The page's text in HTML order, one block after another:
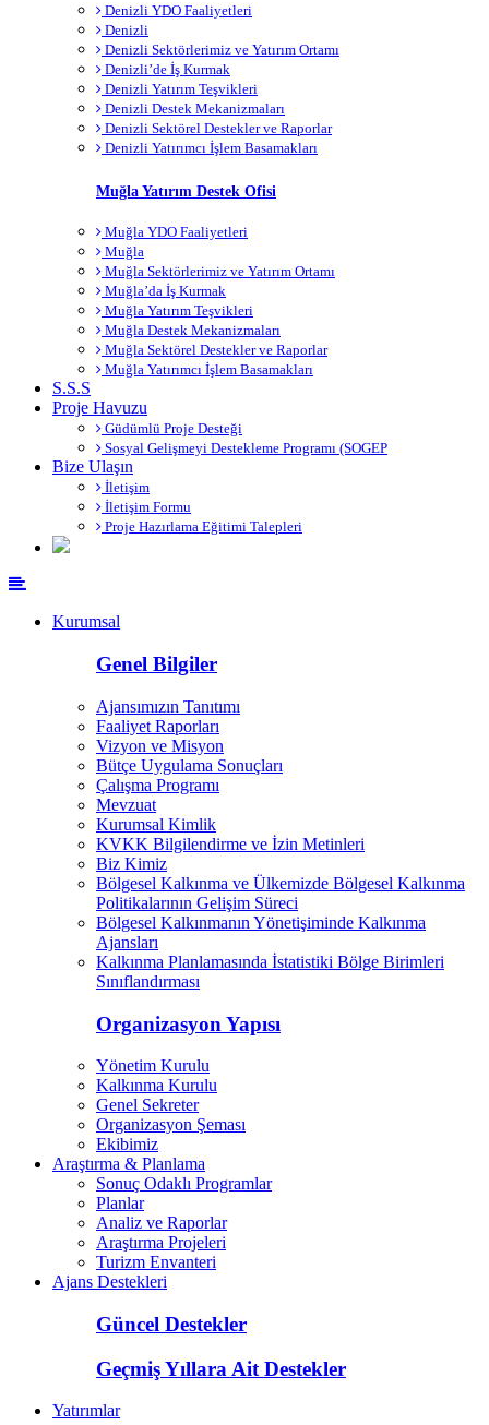
Denizli YDO Faaliyetleri
Denizli
Denizli Sektörlerimiz ve Yatırım Ortamı
Denizli’de İş Kurmak
Denizli Yatırım Teşvikleri
Denizli Destek Mekanizmaları
Denizli Sektörel Destekler ve Raporlar
Denizli Yatırımcı İşlem Basamakları
Muğla Yatırım Destek Ofisi
Muğla YDO Faaliyetleri
Muğla
Muğla Sektörlerimiz ve Yatırım Ortamı
Muğla’da İş Kurmak
Muğla Yatırım Teşvikleri
Muğla Destek Mekanizmaları
Muğla Sektörel Destekler ve Raporlar
Muğla Yatırımcı İşlem Basamakları
S.S.S
Proje Havuzu
Güdümlü Proje Desteği
Sosyal Gelişmeyi Destekleme Programı (SOGEP
Bize Ulaşın
İletişim
İletişim Formu
Proje Hazırlama Eğitimi Talepleri
Kurumsal
Genel Bilgiler
Ajansımızın Tanıtımı
Faaliyet Raporları
Vizyon ve Misyon
Bütçe Uygulama Sonuçları
Çalışma Programı
Mevzuat
Kurumsal Kimlik
KVKK Bilgilendirme ve İzin Metinleri
Biz Kimiz
Bölgesel Kalkınma ve Ülkemizde Bölgesel Kalkınma
Politikalarının Gelişim Süreci
Bölgesel Kalkınmanın Yönetişiminde Kalkınma
Ajansları
Kalkınma Planlamasında İstatistiki Bölge Birimleri
Sınıflandırması
Organizasyon Yapısı
Yönetim Kurulu
Kalkınma Kurulu
Genel Sekreter
Organizasyon Şeması
Ekibimiz
Araştırma & Planlama
Sonuç Odaklı Programlar
Planlar
Analiz ve Raporlar
Araştırma Projeleri
Turizm Envanteri
Ajans Destekleri
Güncel Destekler
Geçmiş Yıllara Ait Destekler
Yatırımlar